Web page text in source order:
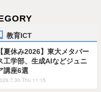
教育ICT
【夏休み2026】東大メタバー
工学部、生成AIなどジュニ
講座6選
Thu 11:15